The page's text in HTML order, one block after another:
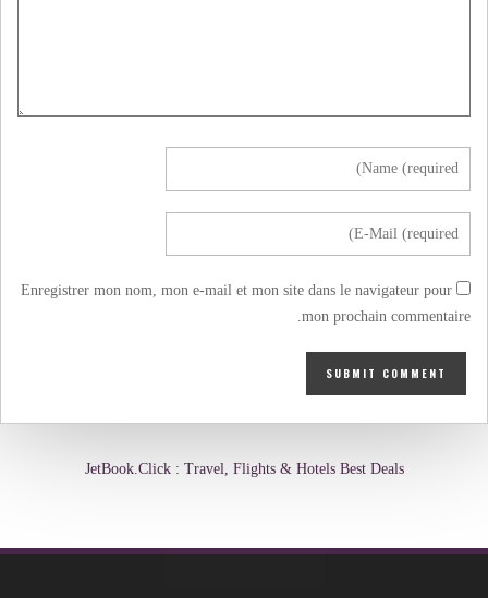
Enregistrer mon nom, mon e-mail et mon site dans le navigateur pour
mon prochain commentaire.
JetBook.Click : Travel, Flights & Hotels Best Deals